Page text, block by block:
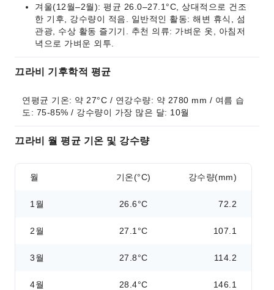
겨울(12월–2월): 평균 26.0–27.1°C, 상대적으로 건조
한 기후, 강수량이 적음. 일반적인 활동: 해변 휴식, 섬
관광, 수상 활동 즐기기. 추천 의류: 가벼운 옷, 아침저
녁으로 가벼운 외투.
끄라비 기후학적 평균
연평균 기온: 약 27°C / 연강수량: 약 2780 mm / 여름 습
도: 75-85% / 강수량이 가장 많은 달: 10월
끄라비 월 평균 기온 및 강수량
월 기온(°C) 강수량(mm)
1월 26.6°C 72.2
2월 27.1°C 107.1
3월 27.8°C 114.2
4월 28.4°C 146.1